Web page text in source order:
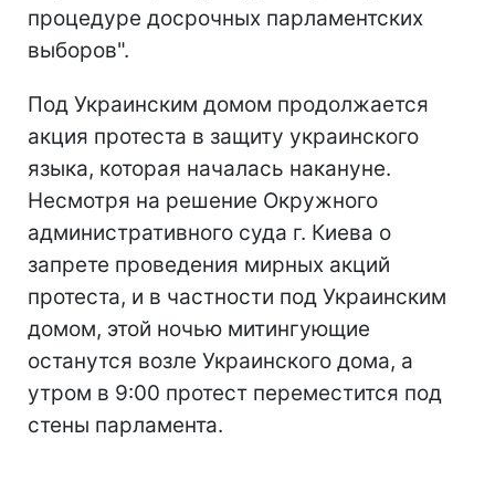
процедуре досрочных парламентских
выборов".
Под Украинским домом продолжается
акция протеста в защиту украинского
языка, которая началась накануне.
Несмотря на решение Окружного
административного суда г. Киева о
запрете проведения мирных акций
протеста, и в частности под Украинским
домом, этой ночью митингующие
останутся возле Украинского дома, а
утром в 9:00 протест переместится под
стены парламента.